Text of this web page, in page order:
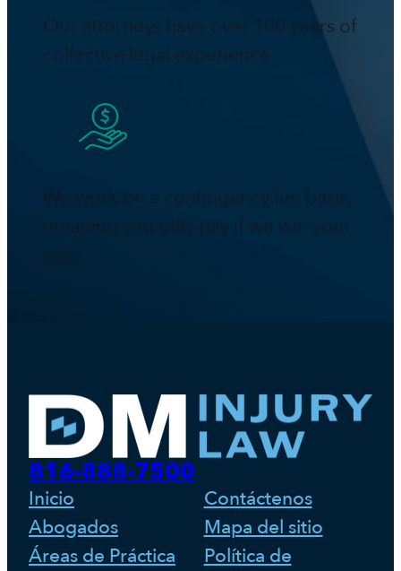
Our attorneys have over 100 years of
collective legal experience
We work on a contingency fee basis,
meaning you only pay if we win your
case
816-888-7500
Inicio
Abogados
Áreas de Práctica
Contáctenos
Mapa del sitio
Política de